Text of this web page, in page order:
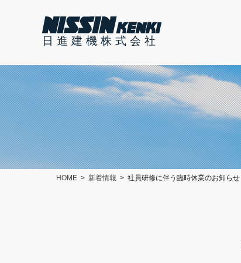
日進建機株式会社
HOME 新着情報 社員研修に伴う臨時休業のお知らせ